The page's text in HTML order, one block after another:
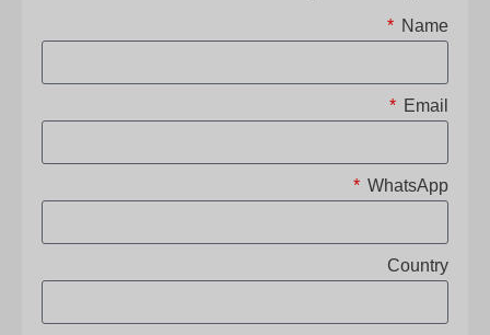
Name
Email
WhatsApp
Country